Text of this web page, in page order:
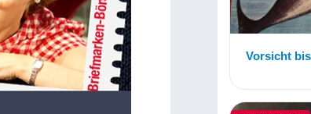
Vorsicht